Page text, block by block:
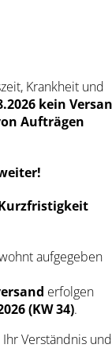
Krankheit und
kein
Aufträgen
aufgegeben
erfolgen
(KW 34).
Verständnis und
notwendigen
unseres
Die
um
Sie sich
von uns